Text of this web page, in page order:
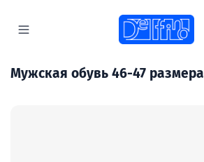
Мужская обувь 46-47 размера